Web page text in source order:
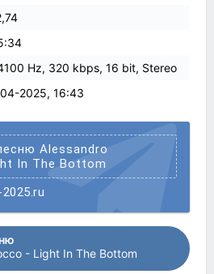
Hz, 320 kbps, 16 bit, Stereo
2025, 16:43
Alessandro
In The Bottom
- Light In The Bottom